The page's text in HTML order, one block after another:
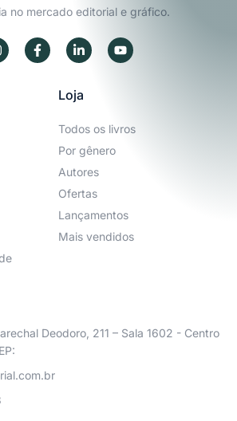
no mercado editorial e gráfico.
Loja
Todos os livros
Por gênero
Autores
Ofertas
Lançamentos
Mais vendidos
Deodoro, 211 – Sala 1602 - Centro